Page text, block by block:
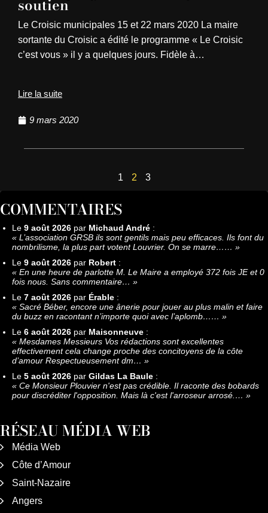
soutien
Le Croisic municipales 15 et 22 mars 2020 La maire
sortante du Croisic a édité le programme « Le Croisic
c’est vous » il y a quelques jours. Fidèle à…
Lire la suite
9 mars 2020
1 2 3
COMMENTAIRES
Le 9 août 2026 par Michaud André :
« L’association GRSB ils sont gentils mais peu efficaces. Ils font du
nombrilisme, la plus part votent Louvrier. On se marre…… »
Le 9 août 2026 par Robert :
« En une heure de parlotte M. Le Maire a employé 372 fois JE et 0
fois nous. Sans commentaire… »
Le 7 août 2026 par Érable :
« Sacré Béber, encore une ânerie pour jouer au plus malin et faire
du buzz en racontant n’importe quoi avec l’aplomb…… »
Le 6 août 2026 par Maisonneuve :
« Mesdames Messieurs Vos rédactions sont excellentes
effectivement cela change proche des concitoyens de la côte
d’amour Respectueusement dm… »
Le 5 août 2026 par Gildas La Baule :
« Ce Monsieur Plouvier n'est pas crédible. Il raconte des bobards
pour discréditer l'opposition. Mais là c'est l'arroseur arrosé.… »
RÉSEAU MÉDIA WEB
Média Web
Côte d’Amour
Saint-Nazaire
Angers